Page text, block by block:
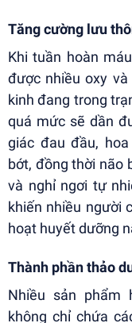
Tăng cường lưu
Khi tuần hoàn
được nhiều oxy
kinh đang trong
quá mức sẽ dần
giác đau đầu,
bớt, đồng thời não
và nghỉ ngơi tự
khiến nhiều người
hoạt huyết dưỡng
Thành phần thảo
Nhiều sản phẩm
không chỉ chứa